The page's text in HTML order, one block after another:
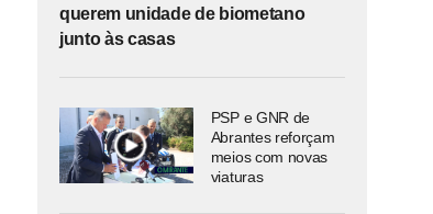
querem unidade de biometano
junto às casas
PSP e GNR de
Abrantes reforçam
meios com novas
viaturas